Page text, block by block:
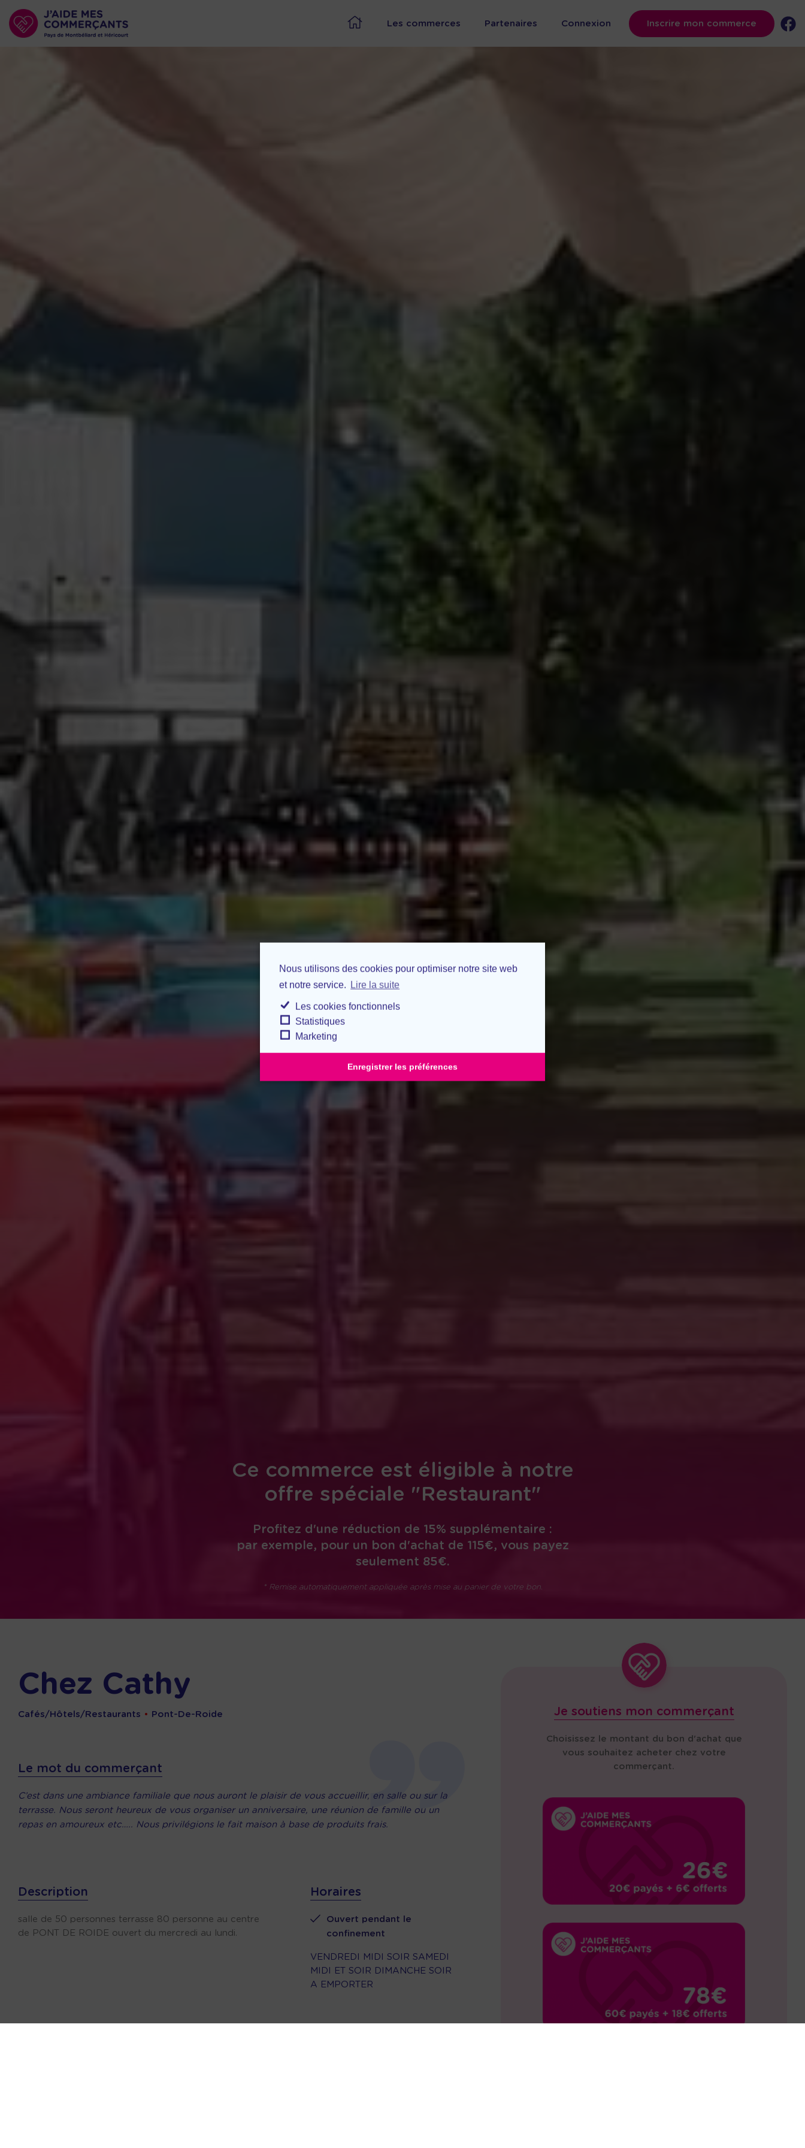
Nous utilisons des cookies pour optimiser notre site web
et notre service.
Lire la suite
Les cookies fonctionnels
Statistiques
Marketing
Enregistrer les préférences
Les commerces Partenaires Connexion Inscrire mon commerce
Ce commerce est éligible à notre
offre spéciale "Restaurant"
Profitez d'une réduction de 15% supplémentaire :
par exemple, pour un bon d'achat de 115€, vous payez
seulement 85€.
* Remise automatiquement appliquée après mise au panier de votre bon.
Chez Cathy
Cafés/Hôtels/Restaurants • Pont-De-Roide
Le mot du commerçant
C’est dans une ambiance familiale que nous auront le plaisir de vous accueillir, en salle ou sur la
terrasse. Nous seront heureux de vous organiser un anniversaire, une réunion de famille ou un
repas en amoureux etc….. Nous privilégions le fait maison à base de produits frais.
Description
salle de 50 personnes terrasse 80 personne au centre
de PONT DE ROIDE ouvert du mercredi au lundi.
Horaires
Ouvert pendant le
confinement
VENDREDI MIDI SOIR SAMEDI
MIDI ET SOIR DIMANCHE SOIR
A EMPORTER
Je soutiens mon commerçant
Choisissez le montant du bon d'achat que
vous souhaitez acheter chez votre
commerçant.